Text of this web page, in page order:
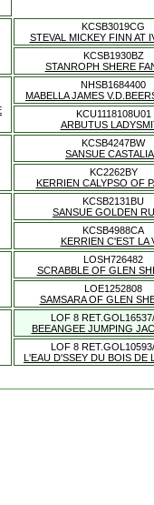
KCSB3019CG
STEVAL MICKEY FINN AT
KCSB1930BZ
STANROPH SHERE
NHSB1684400
MABELLA JAMES
KCU1118108U01
ARBUTUS
KCSB4247BW
SANSUE
KC2262BY
KERRIEN CALYPSO OF
KCSB2131BU
SANSUE GOLDEN
KCSB4988CA
KERRIEN C'EST LA
LOSH726482
SCRABBLE OF GLEN
LOE1252808
SAMSARA OF GLEN
LOF 8
BEEANGEE JUMPING
LOF 8
L'EAU D'SSEY DU BOIS DE